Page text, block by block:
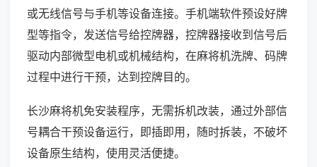
或无线信号与手机等设备连接。手机端软件预设好牌
型等指令，发送信号给控牌器，控牌器接收到信号后
驱动内部微型电机或机械结构，在麻将机洗牌、码牌
过程中进行干预，达到控牌目的。
长沙麻将机免安装程序，无需拆机改装，通过外部信
号耦合干预设备运行，即插即用，随时拆装，不破坏
设备原生结构，使用灵活便捷。